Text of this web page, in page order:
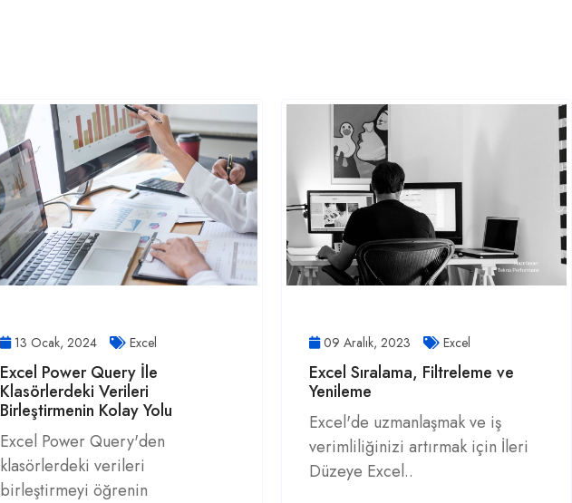
13 Ocak, 2024 Excel
Excel Power Query İle
Klasörlerdeki Verileri
Birleştirmenin Kolay Yolu
Excel Power Query'den
klasörlerdeki verileri
birleştirmeyi öğrenin
09 Aralık, 2023 Excel
Excel Sıralama, Filtreleme ve
Yenileme
Excel'de uzmanlaşmak ve iş
verimliliğinizi artırmak için İleri
Düzeye Excel..